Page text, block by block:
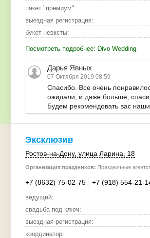
пакет "премиум":
выездная регистрация:
букет невксты:
Посмотреть подробнее: Divo Wedding
Дарья Явных
07 Октября 2019 08:59
Спасибо. Все очень
ожидали, и даже больше,
Будем рекомендовать вас
Эксклюзив
Ростов-на-Дону, улица Ларина, 18
Организация праздников: Праздничные
+7 (8632) 75-02-75 +7 (918) 554-21-
ведущий:
свадьба под ключ:
выездная регистрация:
координатор: